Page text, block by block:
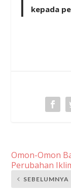
kepada
Omon-Omon
Perubahan
SEBELUMNYA